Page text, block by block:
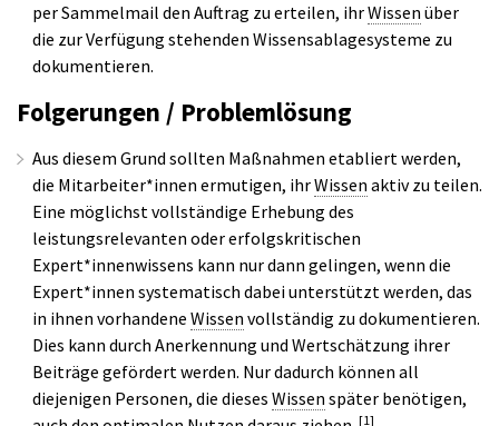
per Sammelmail den Auftrag zu erteilen, ihrWissen über
die zur Verfügung stehenden Wissensablagesysteme zu
dokumentieren.
Folgerungen / Problemlösung
Aus diesem Grund sollten Maßnahmen etabliert werden,
die Mitarbeiter*innen ermutigen, ihrWissen aktiv zu teilen.
Eine möglichst vollständige Erhebung des
leistungsrelevanten oder erfolgskritischen
Expert*innenwissens kann nur dann gelingen, wenn die
Expert*innen systematisch dabei unterstützt werden, das
in ihnen vorhandene Wissen vollständig zu dokumentieren.
Dies kann durch Anerkennung und Wertschätzung ihrer
Beiträge gefördert werden. Nur dadurch können all
diejenigen Personen, die dieses Wissen später benötigen,
[1]